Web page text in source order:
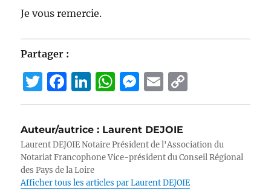
Je vous remercie.
Partager :
T
w
it
te
r
F
a
c
e
b
o
Li
n
e
d
I
W
h
s
A
p
M
e
ss
e
n
g
E
m
ai
l
o
y
Li
n
Auteur/autrice : Laurent DEJOIE
Laurent DEJOIE Notaire Président de l'Association du
Notariat Francophone Vice-président du Conseil Régional
des Pays de la Loire
Afficher tous les articles par Laurent DEJOIE